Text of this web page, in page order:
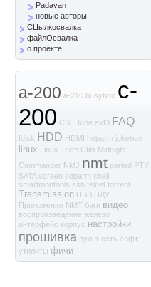
Padavan
новые авторы
СЦылкосвалка
файлОсвалка
о проекте
a-200 a-210 busybox c-
200 CSI Dune ext3 FAQ
fdisk HDD HDMI hdparm jukebox
linux Linux Term Utils Midnight
Commander NMJ nmt parted PTY
SATA screen sdparm shell
smartmontools ssh telnet torrent
Transmission USB ПДУ
Приложения NMT баги видео
воспроизведение железо
интерфейс корпус настройки
прошивка пульт сеть софт
утилиты фичи